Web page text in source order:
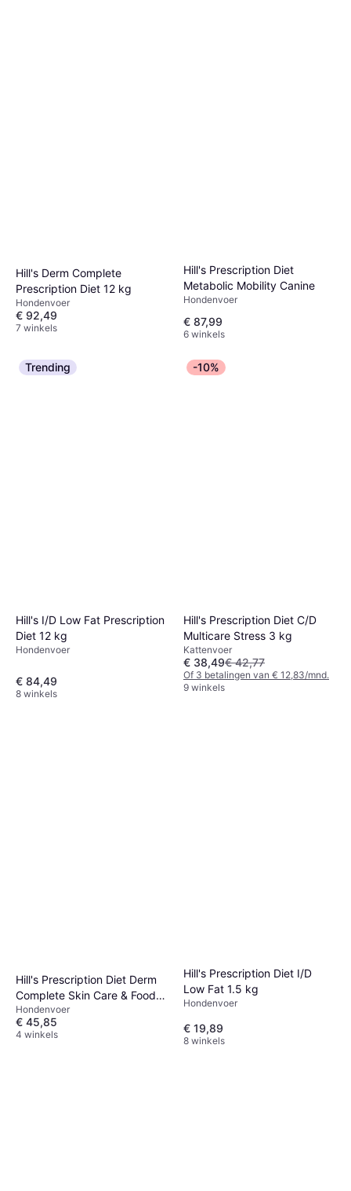
Hill's Derm Complete
Prescription Diet 12 kg
Hondenvoer
€ 92,49
7 winkels
Hill's Prescription Diet
Metabolic Mobility Canine
Hondenvoer
€ 87,99
6 winkels
Trending
Hill's I/D Low Fat Prescription
Diet 12 kg
Hondenvoer
€ 84,49
8 winkels
-10%
Hill's Prescription Diet C/D
Multicare Stress 3 kg
Kattenvoer
€ 38,49€ 42,77
Of 3 betalingen van € 12,83/mnd.
9 winkels
Hill's Prescription Diet Derm
Complete Skin Care & Food
Sensitivities
Hondenvoer
€ 45,85
4 winkels
Hill's Prescription Diet I/D
Low Fat 1.5 kg
Hondenvoer
€ 19,89
8 winkels